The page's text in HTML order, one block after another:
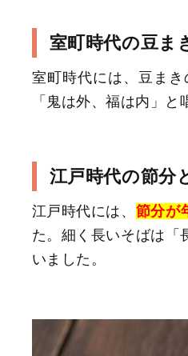
室町時代の豆ま
室町時代には、豆ま
「鬼は外、福は内」
江戸時代の節分
江戸時代には、 節分が
た。細く長いそばは「
いました。